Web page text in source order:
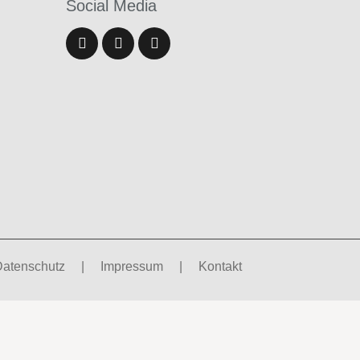
Social Media
Impressum Kontakt